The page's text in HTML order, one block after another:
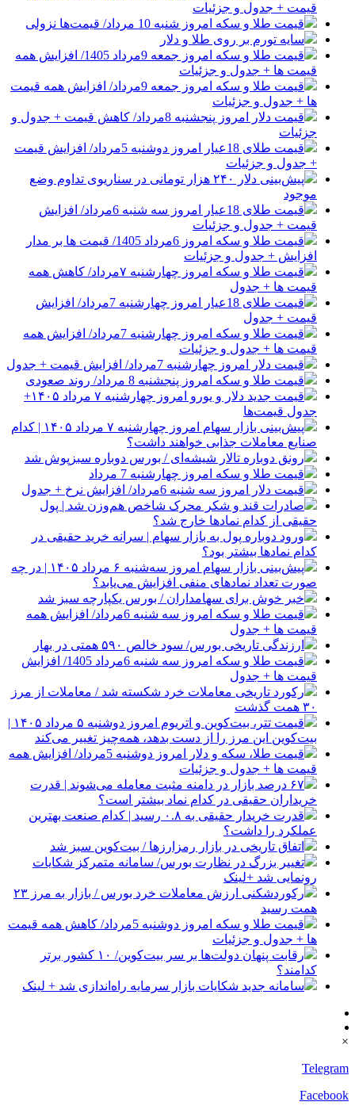
قیمت + جدول و جزئیات
قیمت طلا و سکه امروز شنبه 10 مرداد/ قیمت‌ها نزولی
سایه تورم بر روی طلا و دلار
قیمت طلا و سکه امروز جمعه 9مرداد 1405/ افزایش همه
قیمت ها + جدول و جزئیات
قیمت طلا و سکه امروز جمعه 9مرداد/ افزایش همه قیمت
ها + جدول و جزئیات
قیمت دلار امروز پنجشنبه 8مرداد/ کاهش قیمت + جدول و
جزئیات
قیمت طلای 18عیار امروز دوشنبه 5مرداد/ افزایش قیمت
+ جدول و جزئیات
پیش‌بینی دلار ۲۴۰ هزار تومانی در سناریوی تداوم وضع
موجود
قیمت طلای 18عیار امروز سه شنبه 6مرداد/ افزایش
قیمت + جدول و جزئیات
قیمت طلا و سکه امروز 6مرداد 1405/ قیمت ها بر مدار
افزایش + جدول و جزئیات
قیمت طلا و سکه امروز چهارشنبه ۷مرداد/ کاهش همه
قیمت ها + جدول
قیمت طلای 18عیار امروز چهارشنبه 7مرداد/ افزایش
قیمت + جدول
قیمت طلا و سکه امروز چهارشنبه 7مرداد/ افزایش همه
قیمت ها + جدول و جزئیات
قیمت دلار امروز چهارشنبه 7مرداد/ افزایش قیمت + جدول
قیمت طلا و سکه امروز پنجشنبه 8 مرداد/ روند صعودی
قیمت جدید دلار و یورو امروز چهارشنبه ۷ مرداد ۱۴۰۵+
جدول قیمت‌ها
پیش‌بینی بازار سهام امروز چهارشنبه ۷ مرداد ۱۴۰۵ | کدام
صنایع معاملات جذابی خواهند داشت؟
رونق دوباره تالار شیشه‌ای / بورس دوباره سبزپوش شد
قیمت طلا و سکه امروز چهارشنبه 7 مرداد
قیمت دلار امروز سه شنبه 6مرداد/ افزایش نرخ + جدول
صادرات قند و شکر محرک شاخص هم‌وزن شد | پول
حقیقی از کدام نماد‌ها خارج شد؟
ورود دوباره پول به بازار سهام | سرانه خرید حقیقی در
کدام نماد‌ها بیشتر بود؟
پیش‌بینی بازار سهام امروز سه‌شنبه ۶ مرداد ۱۴۰۵ | در چه
صورت تعداد نماد‌های منفی افزایش می‌یابد؟
خبر خوش برای سهامداران / بورس یکپارچه سبز شد
قیمت طلا و سکه امروز سه شنبه 6مرداد/ افزایش همه
قیمت ها + جدول
ارزندگی تاریخی بورس/ سود خالص ۵۹۰ همتی در بهار
قیمت طلا و سکه امروز سه شنبه 6مرداد 1405/ افزایش
قیمت ها + جدول
رکورد تاریخی معاملات خرد شکسته شد / معاملات از مرز
۳۰ همت گذشت
قیمت تتر، بیت‌کوین و اتریوم امروز دوشنبه ۵ مرداد ۱۴۰۵ |
بیت‌کوین این مرز را از دست بدهد، همه‌چیز تغییر می‌کند
قیمت طلا، سکه و دلار امروز دوشنبه 5مرداد/ افزایش همه
قیمت ها + جدول و جزئیات
۶۷ درصد بازار در دامنه مثبت معامله می‌شوند | قدرت
خریداران حقیقی در کدام نماد بیشتر است؟
قدرت خریدار حقیقی به ۰.۸ رسید | کدام صنعت بهترین
عملکرد را داشت؟
اتفاق تاریخی در بازار رمزارزها / بیت‌کوین سبز شد
تغییر بزرگ در نظارت بورس/ سامانه متمرکز شکایات
رونمایی شد +لینک
رکوردشکنی ارزش معاملات خرد بورس / بازار به مرز ۲۳
همت رسید
قیمت طلا و سکه امروز دوشنبه 5مرداد/ کاهش همه قیمت
ها + جدول و جزئیات
رقابت پنهان دولت‌ها بر سر بیت‌کوین/ ۱۰ کشور برتر
کدامند؟
سامانه جدید شکایات بازار سرمایه راه‌اندازی شد + لینک
×
Telegram
Facebook